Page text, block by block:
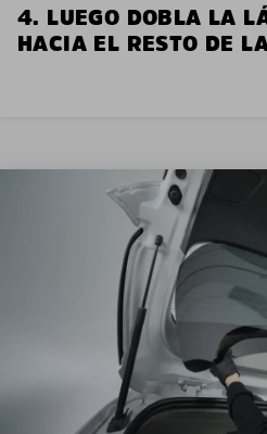
4. LUEGO DOBLA LA
HACIA EL RESTO DE